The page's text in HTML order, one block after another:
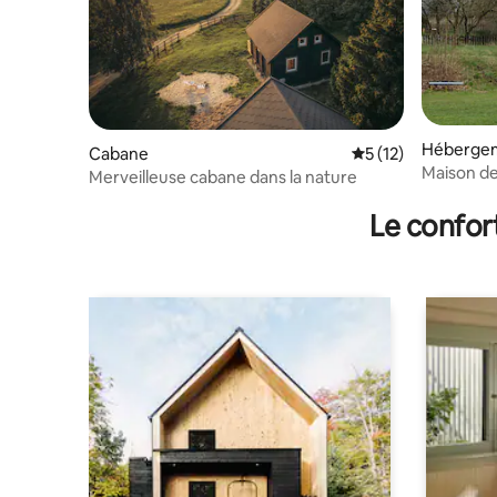
Cabane Évaluation
5 (12)
Merveilleuse cabane dans la nature
Maison
Le